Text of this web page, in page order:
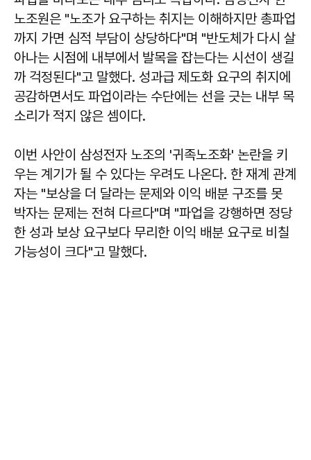
노조원은 "노조가 요구하는 취지는 이해하지만 총파업
까지 가면 심적 부담이 상당하다"며 "반도체가 다시 살
아나는 시점에 내부에서 발목을 잡는다는 시선이 생길
까 걱정된다"고 말했다. 성과급 제도화 요구의 취지에
공감하면서도 파업이라는 수단에는 선을 긋는 내부 목
소리가 적지 않은 셈이다.
이번 사안이 삼성전자 노조의 '귀족노조화' 논란을 키
우는 계기가 될 수 있다는 우려도 나온다. 한 재계 관계
자는 "보상을 더 달라는 문제와 이익 배분 구조를 못
박자는 문제는 전혀 다르다"며 "파업을 강행하면 정당
한 성과 보상 요구보다 무리한 이익 배분 요구로 비칠
가능성이 크다"고 말했다.